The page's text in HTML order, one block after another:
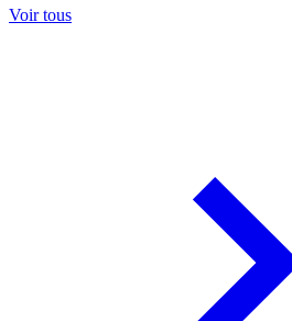
Voir tous